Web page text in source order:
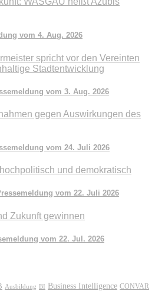
vom 4. Aug. 2026
spricht vor den Vereinten
Stadtentwicklung
vom 3. Aug. 2026
gegen Auswirkungen des
vom 24. Juli 2026
und demokratisch
vom 22. Juli 2026
Zukunft gewinnen
vom 22. Jul. 2026
Ausbildung BI Business Intelligence CONVAR